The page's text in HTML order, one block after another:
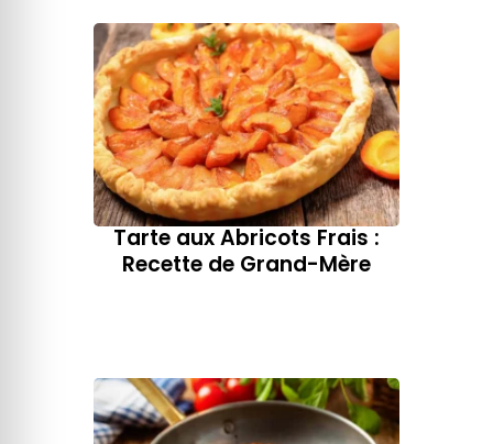
Tarte aux Abricots Frais :
Recette de Grand-Mère